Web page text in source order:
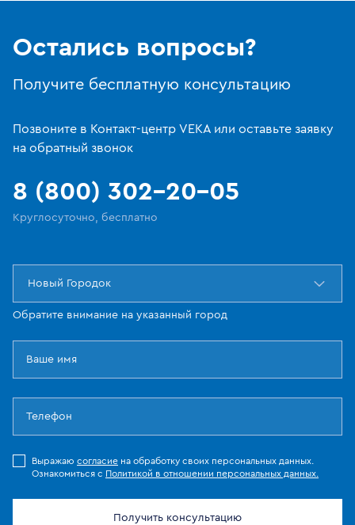
Остались вопросы?
Получите бесплатную консультацию
Позвоните в Контакт-центр VEKA или оставьте заявку
на обратный звонок
8 (800) 302-20-05
Круглосуточно, бесплатно
Новый Городок
Обратите внимание на указанный город
Выражаю согласие на обработку своих персональных данных.
Ознакомиться с Политикой в отношении персональных данных.
Получить консультацию